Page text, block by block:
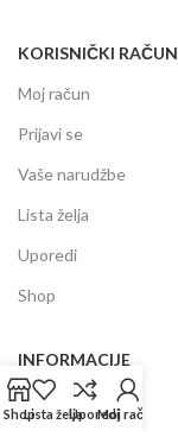
KORISNIČKI RAČUN
Moj račun
Prijavi se
Vaše narudžbe
Lista želja
Uporedi
Shop
INFORMACIJE
Prodajni centar
ShopLista željaUporediMoj račun